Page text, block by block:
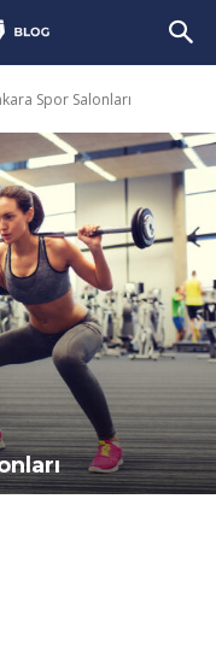
Spor Salonları